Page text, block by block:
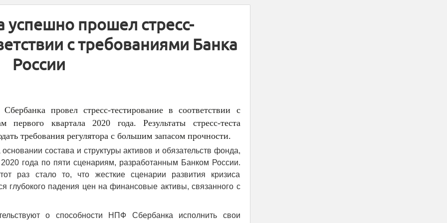
прошел стресс-
с требованиями Банка
России
провел стресс-тестирование в соответствии с
квартала 2020 года. Результаты стресс-теста
требования регулятора с большим запасом прочности.
состава и структуры активов и обязательств фонда,
года по пяти сценариям, разработанным Банком России.
раз стало то, что жесткие сценарии развития кризиса
глубокого падения цен на финансовые активы, связанного с
о способности НПФ Сбербанка исполнить свои